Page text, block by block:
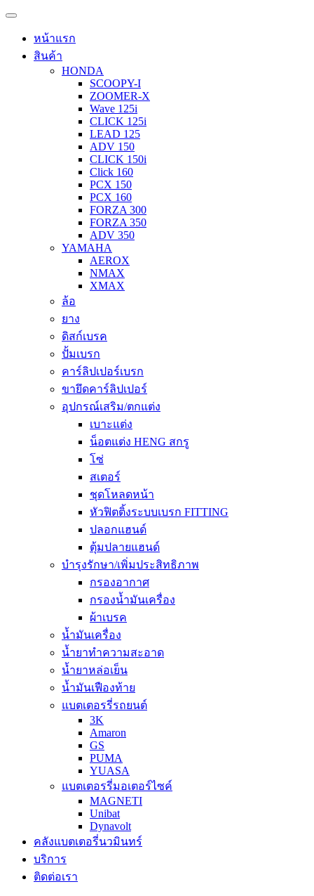
หน้าแรก
สินค้า
HONDA
SCOOPY-I
ZOOMER-X
Wave 125i
CLICK 125i
LEAD 125
ADV 150
CLICK 150i
Click 160
PCX 150
PCX 160
FORZA 300
FORZA 350
ADV 350
YAMAHA
AEROX
NMAX
XMAX
ล้อ
ยาง
ดิสก์เบรค
ปั้มเบรก
คาร์ลิปเปอร์เบรก
ขายึดคาร์ลิปเปอร์
อุปกรณ์เสริม/ตกแต่ง
เบาะแต่ง
น็อตแต่ง HENG สกรู
โซ่
สเตอร์
ชุดโหลดหน้า
หัวฟิตติ้งระบบเบรก FITTING
ปลอกแฮนด์
ตุ้มปลายแฮนด์
บำรุงรักษา/เพิ่มประสิทธิภาพ
กรองอากาศ
กรองน้ำมันเครื่อง
ผ้าเบรค
น้ำมันเครื่อง
น้ำยาทำความสะอาด
น้ำยาหล่อเย็น
น้ำมันเฟืองท้าย
แบตเตอรรี่รถยนต์
3K
Amaron
GS
PUMA
YUASA
แบตเตอรรี่มอเตอร์ไซค์
MAGNETI
Unibat
Dynavolt
คลังแบตเตอรี่นวมินทร์
บริการ
ติดต่อเรา